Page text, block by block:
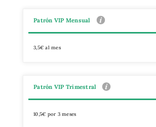
Patrón VIP Mensual
3,5€ al mes
Patrón VIP Trimestral
10,5€ por 3 meses